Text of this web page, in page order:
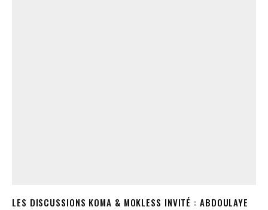
LES DISCUSSIONS KOMA & MOKLESS INVITÉ : ABDOULAYE